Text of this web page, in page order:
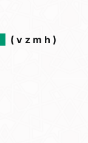
(vzmh)